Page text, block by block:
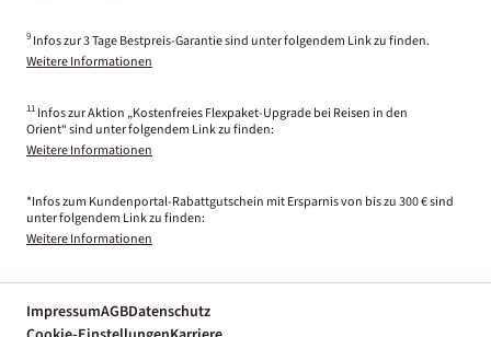
9 Infos zur 3 Tage Bestpreis-Garantie sind unter folgendem Link zu finden.
Weitere Informationen
11 Infos zur Aktion „Kostenfreies Flexpaket-Upgrade bei Reisen in den
Orient“ sind unter folgendem Link zu finden:
Weitere Informationen
*Infos zum Kundenportal-Rabattgutschein mit Ersparnis von bis zu 300 € sind
unter folgendem Link zu finden:
Weitere Informationen
ImpressumAGBDatenschutz